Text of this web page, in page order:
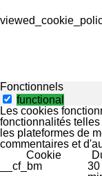
Fonctionnels
functional
Les cookies
fonctionnalités
les plateformes de
commentaires et
Cookie
__cf_bm
30